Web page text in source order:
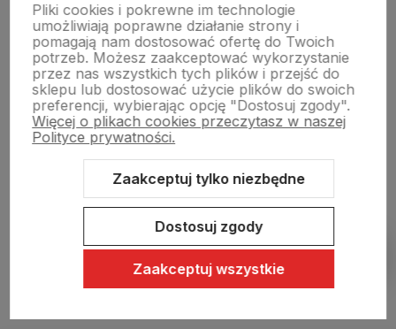
Swiat Edibutik
Sklep internetowy Shoper Premium
Szablon Shoper Modern 3.0™
Pliki cookies i pokrewne im technologie
umożliwiają poprawne działanie strony i
pomagają nam dostosować ofertę do Twoich
potrzeb. Możesz zaakceptować wykorzystanie
przez nas wszystkich tych plików i przejść do
sklepu lub dostosować użycie plików do swoich
preferencji, wybierając opcję "Dostosuj zgody".
Więcej o plikach cookies przeczytasz w naszej
Polityce prywatności.
Zaakceptuj tylko niezbędne
Dostosuj zgody
Zaakceptuj wszystkie